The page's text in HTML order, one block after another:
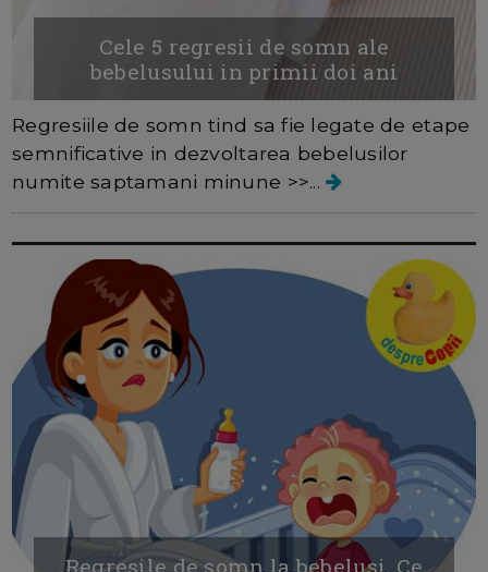
Cele 5 regresii de somn ale
bebelusului in primii doi ani
Regresiile de somn tind sa fie legate de etape
semnificative in dezvoltarea bebelusilor
numite saptamani minune >>...
Regresile de somn la bebelusi. Ce